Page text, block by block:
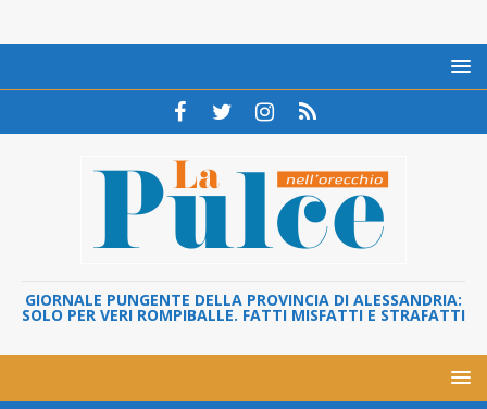
GIORNALE PUNGENTE DELLA PROVINCIA DI ALESSANDRIA:
SOLO PER VERI ROMPIBALLE. FATTI MISFATTI E STRAFATTI